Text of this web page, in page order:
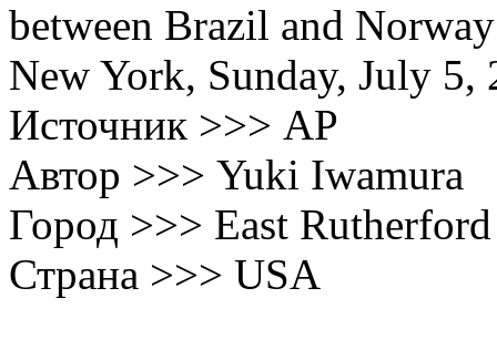
between Brazil and
New York, Sunday, July
Источник >>> AP
Автор >>> Yuki Iwamura
Город >>> East Rutherford
Страна >>> USA